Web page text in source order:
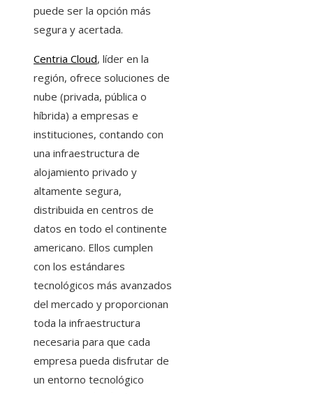
puede ser la opción más
segura y acertada.
Centria Cloud, líder en la
región, ofrece soluciones de
nube (privada, pública o
híbrida) a empresas e
instituciones, contando con
una infraestructura de
alojamiento privado y
altamente segura,
distribuida en centros de
datos en todo el continente
americano. Ellos cumplen
con los estándares
tecnológicos más avanzados
del mercado y proporcionan
toda la infraestructura
necesaria para que cada
empresa pueda disfrutar de
un entorno tecnológico